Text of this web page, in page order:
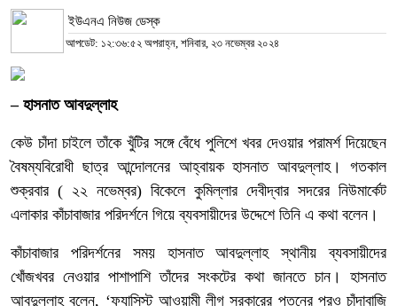
ইউএনএ নিউজ ডেস্ক
আপডেট: ১২:৩৬:৫২ অপরাহ্ন, শনিবার, ২৩ নভেম্বর ২০২৪
– হাসনাত আবদুল্লাহ
কেউ চাঁদা চাইলে তাঁকে খুঁটির সঙ্গে বেঁধে পুলিশে খবর দেওয়ার পরামর্শ দিয়েছেন
বৈষম্যবিরোধী ছাত্র আন্দোলনের আহ্বায়ক হাসনাত আবদুল্লাহ। গতকাল
শুক্রবার ( ২২ নভেম্বর) বিকেলে কুমিল্লার দেবীদ্বার সদরের নিউমার্কেট
এলাকার কাঁচাবাজার পরিদর্শনে গিয়ে ব্যবসায়ীদের উদ্দেশে তিনি এ কথা বলেন।
কাঁচাবাজার পরিদর্শনের সময় হাসনাত আবদুল্লাহ স্থানীয় ব্যবসায়ীদের
খোঁজখবর নেওয়ার পাশাপাশি তাঁদের সংকটের কথা জানতে চান। হাসনাত
আবদুল্লাহ বলেন, ‘ফ্যাসিস্ট আওয়ামী লীগ সরকারের পতনের পরও চাঁদাবাজি